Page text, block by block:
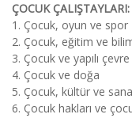
ÇOCUK ÇALIŞTAYLARI:
1. Çocuk, oyun ve spor
2. Çocuk, eğitim ve
3. Çocuk ve yapılı çevre
4. Çocuk ve doğa
5. Çocuk, kültür ve
6. Çocuk hakları ve